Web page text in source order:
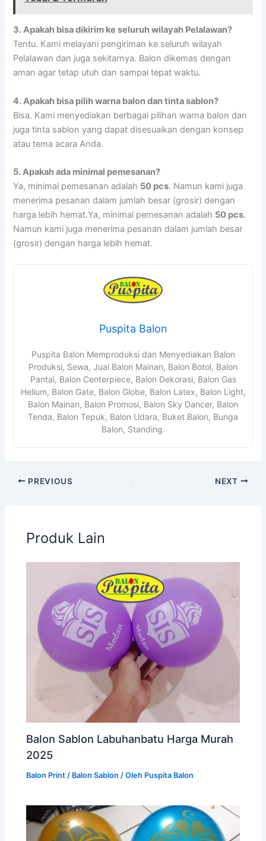
3.Apakah bisa dikirim ke seluruh wilayah Pelalawan?
Tentu. Kami melayani pengiriman ke seluruh wilayah
Pelalawan dan juga sekitarnya. Balon dikemas dengan
aman agar tetap utuh dan sampai tepat waktu.
4. Apakah bisa pilih warna balon dan tinta sablon?
Bisa. Kami menyediakan berbagai pilihan warna balon dan
juga tinta sablon yang dapat disesuaikan dengan konsep
atau tema acara Anda.
5.Apakah ada minimal pemesanan?
Ya, minimal pemesanan adalah 50 pcs. Namun kami juga
menerima pesanan dalam jumlah besar (grosir) dengan
harga lebih hemat.Ya, minimal pemesanan adalah 50 pcs.
Namun kami juga menerima pesanan dalam jumlah besar
(grosir) dengan harga lebih hemat.
Puspita Balon
Puspita Balon Memproduksi dan Menyediakan Balon
Produksi, Sewa, Jual Balon Mainan, Balon Botol, Balon
Pantai, Balon Centerpiece, Balon Dekorasi, Balon Gas
Helium, Balon Gate, Balon Globe, Balon Latex, Balon Light,
Balon Mainan, Balon Promosi, Balon Sky Dancer, Balon
Tenda, Balon Tepuk, Balon Udara, Buket Balon, Bunga
Balon, Standing.
PREVIOUS NEXT
Produk Lain
Balon Sablon Labuhanbatu Harga Murah
2025
Balon Print / Balon Sablon / Oleh Puspita Balon